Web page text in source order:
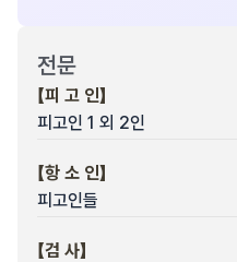
전문
【피 고 인】
피고인 1 외 2인
【항 소 인】
피고인들
【검 사】